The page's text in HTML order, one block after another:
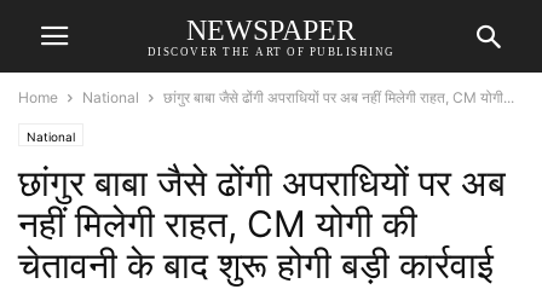
NEWSPAPER
DISCOVER THE ART OF PUBLISHING
Home National छांगुर बाबा जैसे ढोंगी अपराधियों पर अब नहीं मिलेगी राहत, CM योगी...
National
छांगुर बाबा जैसे ढोंगी अपराधियों पर अब
नहीं मिलेगी राहत, CM योगी की
चेतावनी के बाद शुरू होगी बड़ी कार्रवाई